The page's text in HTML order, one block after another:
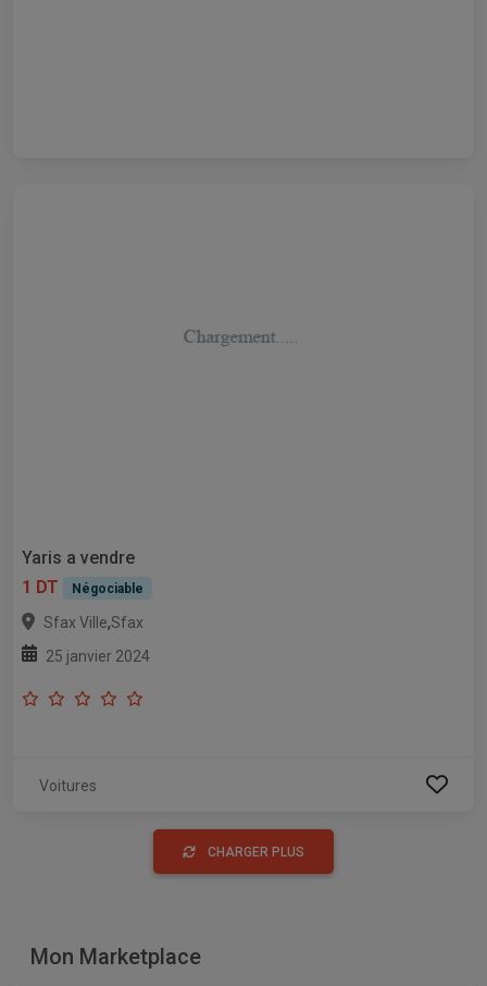
Yaris a vendre
1 DT
Négociable
Sfax Ville,Sfax
25 janvier 2024
Voitures
CHARGER PLUS
Mon Marketplace